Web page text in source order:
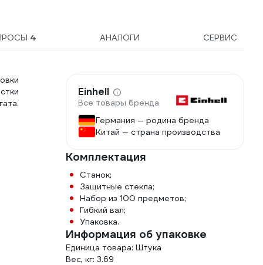
4 АНАЛОГИ СЕРВИС
Einhell
Все товары бренда
Германия — родина бренда
Китай — страна производства
Комплектация
Станок;
Защитные стекла;
Набор из 100 предметов;
Гибкий вал;
Упаковка.
Информация об упаковке
Единица товара: Штука
Вес, кг: 3.69